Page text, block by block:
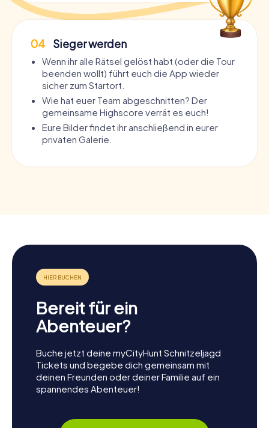
04 Sieger werden
Wenn ihr alle Rätsel gelöst habt (oder die Tour
beenden wollt) führt euch die App wieder
sicher zum Startort.
Wie hat euer Team abgeschnitten? Der
gemeinsame Highscore verrät es euch!
Eure Bilder findet ihr anschließend in eurer
privaten Galerie.
Bereit für ein
Abenteuer?
Buche jetzt deine myCityHunt Schnitzeljagd
Tickets und begebe dich gemeinsam mit
deinen Freunden oder deiner Familie auf ein
spannendes Abenteuer!